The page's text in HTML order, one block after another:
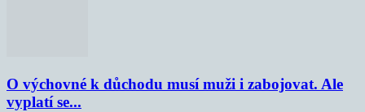
O výchovné k důchodu musí muži i zabojovat. Ale
vyplatí se...